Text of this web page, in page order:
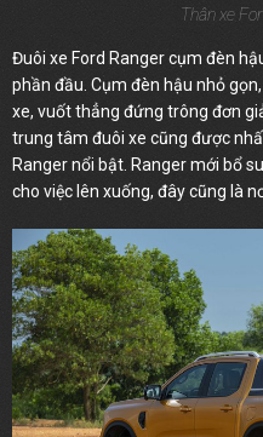
Thân xe
Đuôi xe Ford Ranger cụm đèn
phần đầu. Cụm đèn hậu nhỏ
xe, vuốt thẳng đứng trông đơn
trung tâm đuôi xe cũng được
Ranger nổi bật. Ranger mới bổ
cho việc lên xuống, đây cũng là